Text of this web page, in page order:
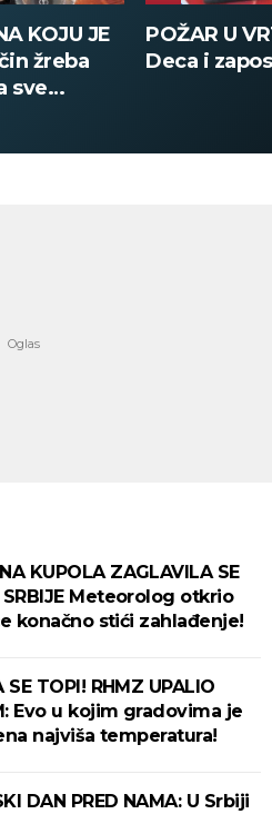
SINIŠA
DOBIO
KUPOLA ZAGLAVILA SE
SRBIJE Meteorolog otkrio
konačno stići zahlađenje!
SE TOPI! RHMZ UPALIO
Evo u kojim gradovima je
najviša temperatura!
DAN PRED NAMA: U Srbiji